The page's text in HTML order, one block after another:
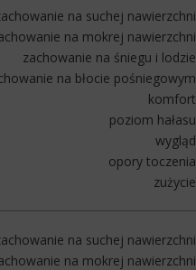
na suchej nawierzchni
na mokrej nawierzchni
zachowanie na śniegu i lodzie
na błocie pośniegowym
komfort
poziom hałasu
wygląd
opory toczenia
zużycie
na suchej nawierzchni
na mokrej nawierzchni